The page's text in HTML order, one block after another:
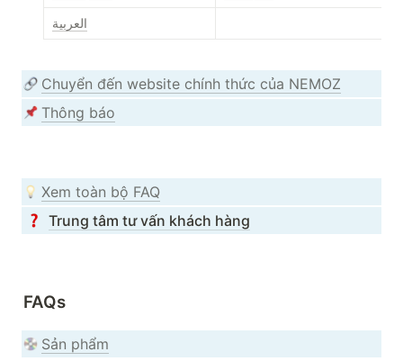
العربية
Chuyển đến website chính thức của NEMOZ
Thông báo
Xem toàn bộ FAQ
Trung tâm tư vấn khách hàng
FAQs
Sản phẩm